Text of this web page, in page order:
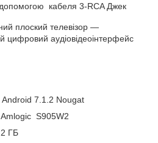
кабеля 3-RCA Джек
плоский телевізор —
цифровий аудіовідеоінтерфейс
7.1.2 Nougat
S905W2
ГБ